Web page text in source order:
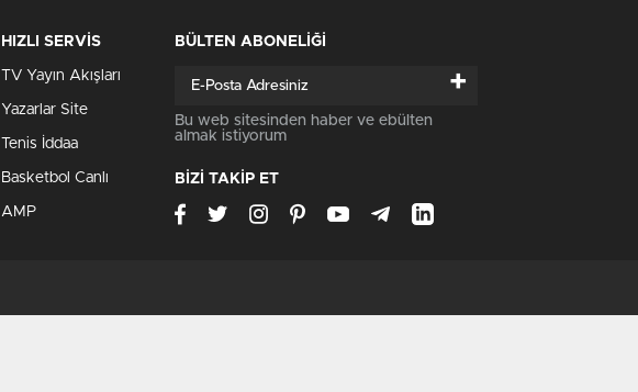
HIZLI SERVİS
TV Yayın Akışları
Yazarlar Site
Tenis İddaa
Basketbol Canlı
AMP
BÜLTEN ABONELİĞİ
+
Bu web sitesinden haber ve ebülten
almak istiyorum
BİZİ TAKİP ET